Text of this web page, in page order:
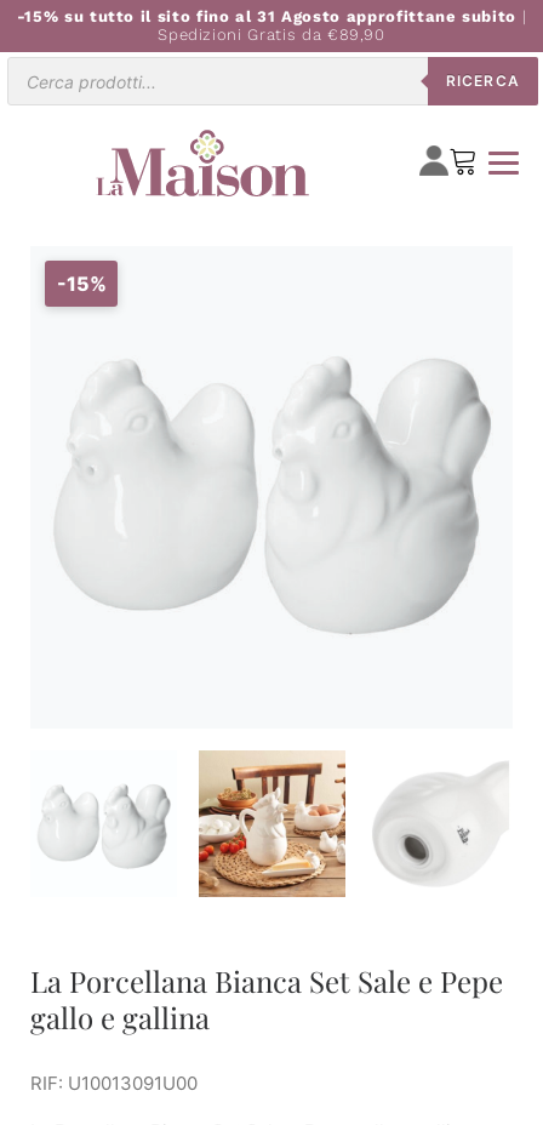
-15% su tutto il sito fino al 31 Agosto approfittane subito |
Spedizioni Gratis da €89,90
RICERCA
-15%
La Porcellana Bianca Set Sale e Pepe
gallo e gallina
RIF: U10013091U00